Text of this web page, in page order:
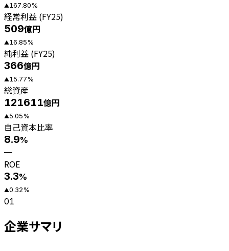
▲167.80%
経常利益 (FY25)
509億円
▲16.85%
純利益 (FY25)
366億円
▲15.77%
総資産
121611億円
▲5.05%
自己資本比率
8.9%
—
ROE
3.3%
▲0.32%
01
企業サマリ